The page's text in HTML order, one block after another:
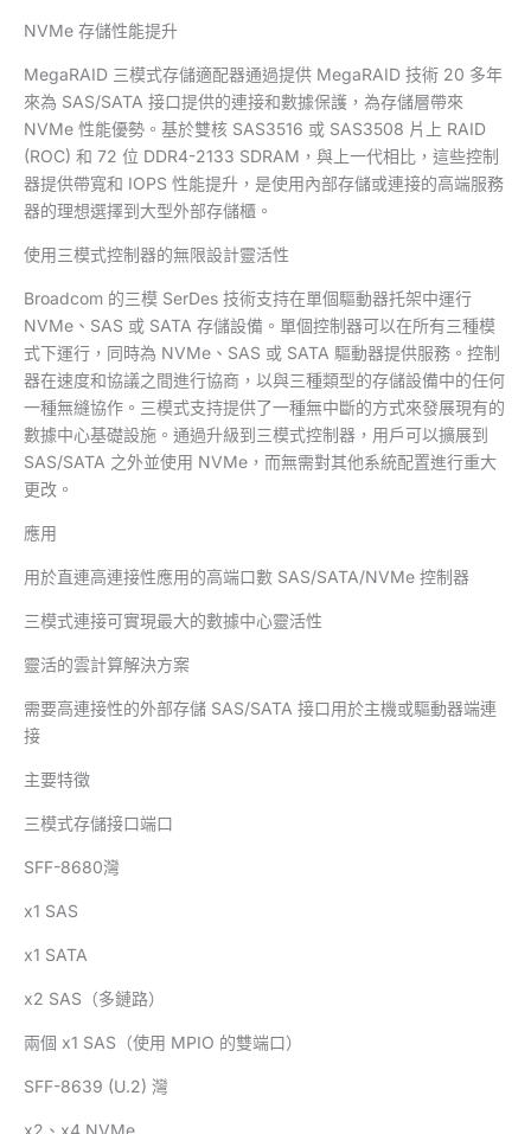
NVMe 存儲性能提升
MegaRAID 三模式存儲適配器通過提供 MegaRAID 技術 20 多年
來為 SAS/SATA 接口提供的連接和數據保護，為存儲層帶來
NVMe 性能優勢。基於雙核 SAS3516 或 SAS3508 片上 RAID
(ROC) 和 72 位 DDR4-2133 SDRAM，與上一代相比，這些控制
器提供帶寬和 IOPS 性能提升，是使用內部存儲或連接的高端服務
器的理想選擇到大型外部存儲櫃。
使用三模式控制器的無限設計靈活性
Broadcom 的三模 SerDes 技術支持在單個驅動器托架中運行
NVMe、SAS 或 SATA 存儲設備。單個控制器可以在所有三種模
式下運行，同時為 NVMe、SAS 或 SATA 驅動器提供服務。控制
器在速度和協議之間進行協商，以與三種類型的存儲設備中的任何
一種無縫協作。三模式支持提供了一種無中斷的方式來發展現有的
數據中心基礎設施。通過升級到三模式控制器，用戶可以擴展到
SAS/SATA 之外並使用 NVMe，而無需對其他系統配置進行重大
更改。
應用
用於直連高連接性應用的高端口數 SAS/SATA/NVMe 控制器
三模式連接可實現最大的數據中心靈活性
靈活的雲計算解決方案
需要高連接性的外部存儲 SAS/SATA 接口用於主機或驅動器端連
接
主要特徵
三模式存儲接口端口
SFF-8680灣
x1 SAS
x1 SATA
x2 SAS（多鏈路）
兩個 x1 SAS（使用 MPIO 的雙端口）
SFF-8639 (U.2) 灣
x2、x4 NVMe